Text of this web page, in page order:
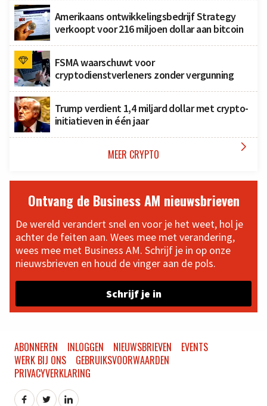
Amerikaans ontwikkelingsbedrijf Strategy
verkoopt voor 216 miljoen dollar aan bitcoin
FSMA waarschuwt voor
cryptodienstverleners zonder vergunning
Trump verdient 1,4 miljard dollar met crypto-
initiatieven in één jaar
MEER CRYPTO 
Ontvang de Business AM nieuwsbrieven
De wereld verandert snel en voor je het weet, hol je
achter de feiten aan. Wees mee met verandering,
wees mee met Business AM. Schrijf je in op onze
nieuwsbrieven en houd de vinger aan de pols.
Schrijf je in
ABONNEREN INLOGGEN NIEUWSBRIEVEN
EVENTS
WERK BIJ ONS
GEBRUIKSVOORWAARDEN
PRIVACYVERKLARING